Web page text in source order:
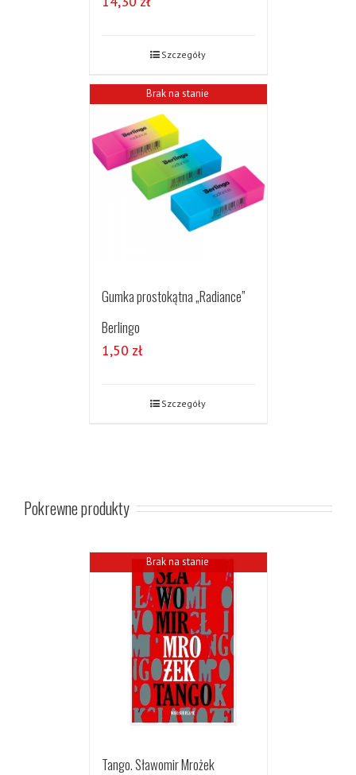
Szczegóły
Brak na stanie
Gumka prostokątna „Radiance”
Berlingo
1,50 zł
Szczegóły
Pokrewne produkty
Brak na stanie
Tango. Sławomir Mrożek